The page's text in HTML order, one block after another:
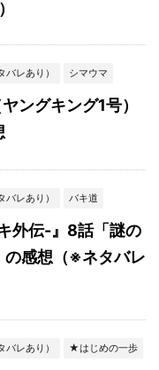
レあり） シマウマ
ングキング1号）
レあり） バキ道
外伝-』8話「謎の
の感想（※ネタバレ
レあり） ★はじめの一歩